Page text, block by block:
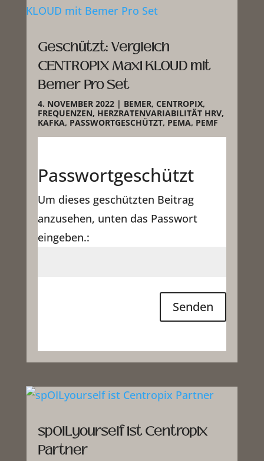
Geschützt: Vergleich
CENTROPIX Maxi KLOUD mit
Bemer Pro Set
4. NOVEMBER 2022| BEMER, CENTROPIX,
FREQUENZEN, HERZRATENVARIABILITÄT HRV,
KAFKA, PASSWORTGESCHÜTZT, PEMA, PEMF
Passwortgeschützt
Um dieses geschützten Beitrag
anzusehen, unten das Passwort
eingeben.:
Senden
spOILyourself ist Centropix
Partner